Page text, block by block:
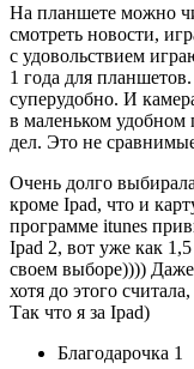
На планшете можно
смотреть новости,
с удовольствием
1 года для
суперудобно. И
в маленьком удобном
дел. Это не
Очень долго
кроме Ipad, что и
программе itunes
Ipad 2, вот уже как
своем выборе))))
хотя до этого
Так что я за Ipad)
Благодарочка 1